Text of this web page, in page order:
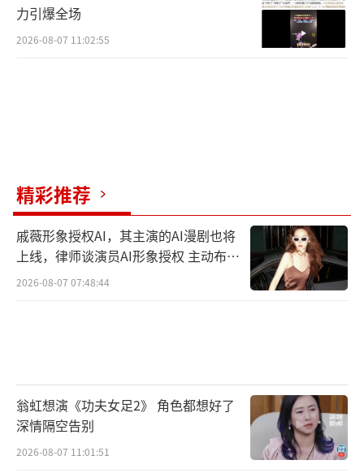
力引爆全场
2026-08-07 11:02:55
精彩推荐
戚薇形象授权AI，其主演的AI漫剧也将
上线，律师谈演员AI形象授权 主动布局
数字资产
2026-08-07 07:48:44
翁虹想演《功夫女足2》 角色都想好了
深情隔空告别
2026-08-07 11:01:51